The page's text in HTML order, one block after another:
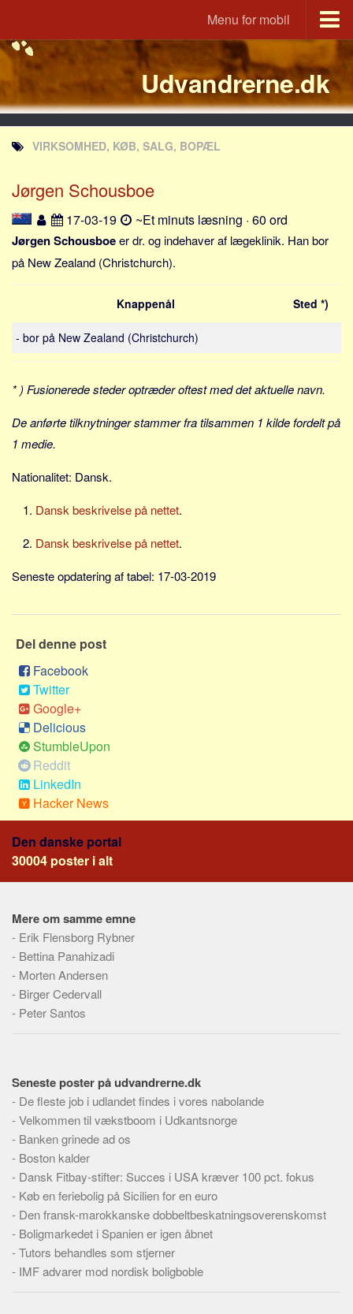
Menu for mobil
Portal
Udvandrerne.dk
Utvandrerne.no
Utvandrarna.se
Tyskland.dk
England.dk
Rusland.dk
JLKM.dk
Lande
Tyrkiet
Frankrig
Sverige
Norge
USA
Alle
Virksomhed
Investering
Forbrug
Social sikring og sundhed
Transport
Alle
Aspekter
Økonomi
Jura og regler
Statistik
Praktisk
Alle
Meta
Dokumenttyper
Personer
Steder
Kilder
Om
Webstedet
Forhistorien
Redigering
Tekstannoncer
Udvandrerne.dk
VIRKSOMHED, KØB, SALG, BOPÆL
Jørgen Schousboe
17-03-19 ~Et minuts læsning · 60 ord
Jørgen Schousboeer dr. og indehaver af lægeklinik. Han bor
på New Zealand (Christchurch).
Knappenål Sted *)
- bor på New Zealand (Christchurch)
* ) Fusionerede steder optræder oftest med det aktuelle navn.
De anførte tilknytninger stammer fra tilsammen 1 kilde fordelt på
1 medie.
Nationalitet: Dansk.
Dansk beskrivelse på nettet.
Dansk beskrivelse på nettet.
Seneste opdatering af tabel: 17-03-2019
Del denne post
Facebook
Twitter
Google+
Delicious
StumbleUpon
Reddit
LinkedIn
Hacker News
Den danske portal
30004 poster i alt
Mere om samme emne
- Erik Flensborg Rybner
- Bettina Panahizadi
- Morten Andersen
- Birger Cedervall
- Peter Santos
Seneste poster på udvandrerne.dk
- De fleste job i udlandet findes i vores nabolande
-Velkommen til vækstboom i Udkantsnorge
- Banken grinede ad os
- Boston kalder
- Dansk Fitbay-stifter: Succes i USA kræver 100 pct. fokus
- Køb en feriebolig på Sicilien for en euro
- Den fransk-marokkanske dobbeltbeskatningsoverenskomst
- Boligmarkedet i Spanien er igen åbnet
-Tutors behandles som stjerner
- IMF advarer mod nordisk boligboble